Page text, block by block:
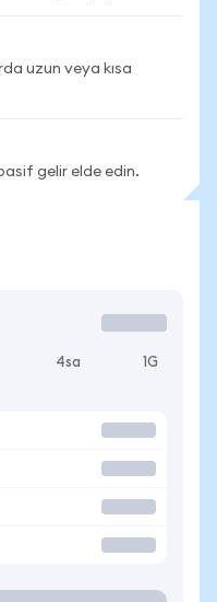
uzun veya kısa
gelir elde edin.
4sa 1G